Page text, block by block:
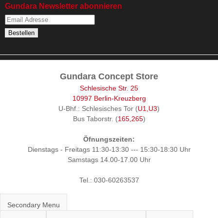
Gundara Newsletter abonnieren
Gundara Concept Store
Schlesische Str. 25
10997 Berlin-Kreuzberg
U-Bhf.: Schlesisches Tor (U1,U3)
Bus Taborstr. (165,265)
Öfnungszeiten:
Dienstags - Freitags 11:30-13:30 --- 15:30-18:30 Uhr
Samstags 14.00-17.00 Uhr
Tel.: 030-60263537
Secondary Menu